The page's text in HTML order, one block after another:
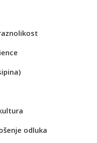
odluka